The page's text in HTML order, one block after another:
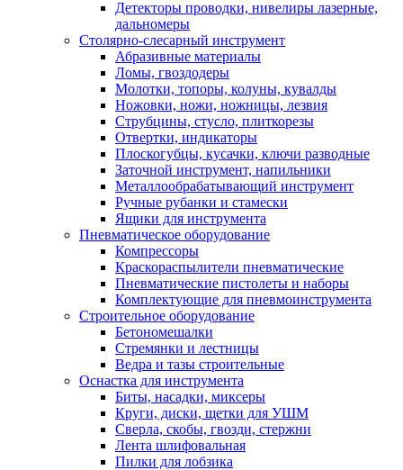
Детекторы проводки, нивелиры лазерные,
дальномеры
Столярно-слесарный инструмент
Абразивные материалы
Ломы, гвоздодеры
Молотки, топоры, колуны, кувалды
Ножовки, ножи, ножницы, лезвия
Струбцины, стусло, плиткорезы
Отвертки, индикаторы
Плоскогубцы, кусачки, ключи разводные
Заточной инструмент, напильники
Металлообрабатывающий инструмент
Ручные рубанки и стамески
Ящики для инструмента
Пневматическое оборудование
Компрессоры
Краскораспылители пневматические
Пневматические пистолеты и наборы
Комплектующие для пневмоинструмента
Строительное оборудование
Бетономешалки
Стремянки и лестницы
Ведра и тазы строительные
Оснастка для инструмента
Биты, насадки, миксеры
Круги, диски, щетки для УШМ
Сверла, скобы, гвозди, стержни
Лента шлифовальная
Пилки для лобзика